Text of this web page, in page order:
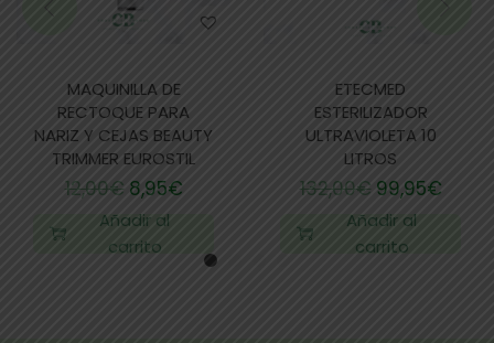
MAQUINILLA DE
RECTOQUE PARA
NARIZ Y CEJAS BEAUTY
TRIMMER EUROSTIL
12,00€ 8,95€
Añadir al
carrito
ETECMED
ESTERILIZADOR
ULTRAVIOLETA 10
LITROS
132,00€ 99,95€
Añadir al
carrito